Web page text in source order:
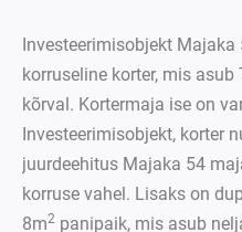
Investeerimisobjekt
korruseline korter, mis
kõrval. Kortermaja ise on
Investeerimisobjekt, korter
juurdeehitus Majaka 54
korruse vahel. Lisaks on
8m2 panipaik, mis asub